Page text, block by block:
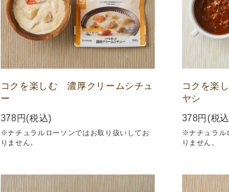
コクを楽しむ 濃厚クリームシチュ
ー
378 円(税込)
※ナチュラルローソンではお取り扱いしてお
りません。
コクを楽
ヤシ
378円(税
※ナチュラル
りません。